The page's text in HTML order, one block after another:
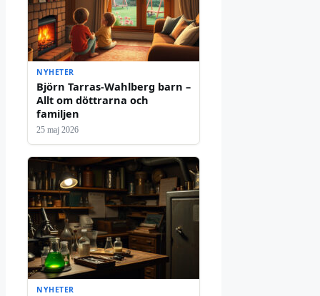
NYHETER
Björn Tarras-Wahlberg barn –
Allt om döttrarna och
familjen
25 maj 2026
NYHETER